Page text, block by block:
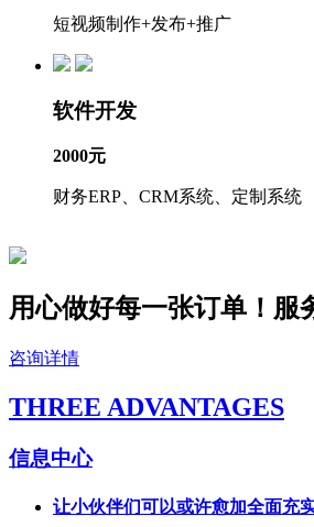
短视频制作+发布+推广
软件开发
2000元
财务ERP、CRM系统、定制系统
用心做好每一张订单！服
咨询详情
THREE ADVANTAGES
信息中心
让小伙伴们可以或许愈加全面充